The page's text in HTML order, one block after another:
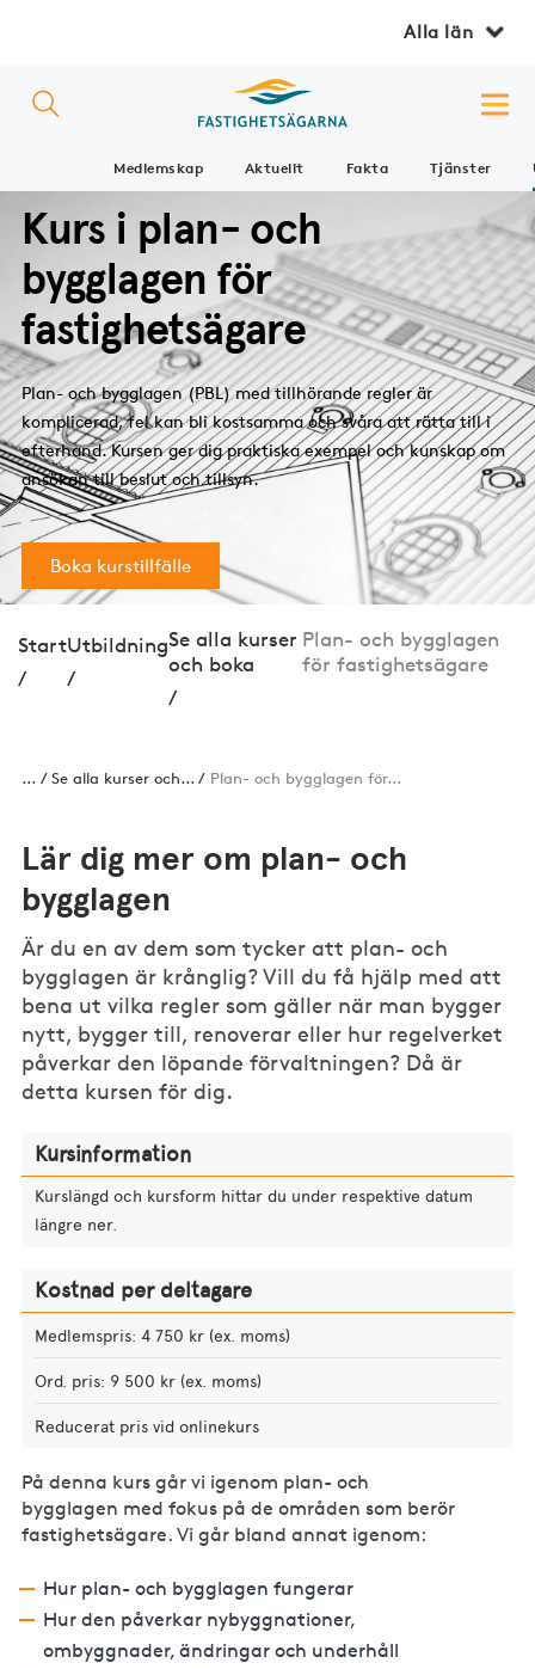
Alla län
Medlemskap Aktuellt Fakta Tjänster
Kurs i plan- och
bygglagen för
fastighetsägare
Plan- och bygglagen (PBL) med tillhörande regler är
komplicerad, fel kan bli kostsamma och svåra att rätta till i
efterhand. Kursen ger dig praktiska exempel och kunskap om
ansökan till beslut och tillsyn.
Boka kurstillfälle
Start
/
Utbildning
/
Se alla kurser
och boka
/
Plan- och bygglagen
för fastighetsägare
... Se alla kurser och... Plan- och bygglagen för...
Lär dig mer om plan- och
bygglagen
Är du en av dem som tycker att plan- och
bygglagen är krånglig? Vill du få hjälp med att
bena ut vilka regler som gäller när man bygger
nytt, bygger till, renoverar eller hur regelverket
påverkar den löpande förvaltningen? Då är
detta kursen för dig.
Kursinformation
Kurslängd och kursform hittar du under respektive datum
längre ner.
Kostnad per deltagare
Medlemspris: 4 750 kr (ex. moms)
Ord. pris: 9 500 kr (ex. moms)
Reducerat pris vid onlinekurs
På denna kurs går vi igenom plan- och
bygglagen med fokus på de områden som berör
fastighetsägare. Vi går bland annat igenom:
Hur plan- och bygglagen fungerar
Hur den påverkar nybyggnationer,
ombyggnader, ändringar och underhåll